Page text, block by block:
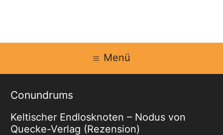
Menü
Conundrums
Keltischer Endlosknoten – Nodus von
Quecke-Verlag (Rezension)